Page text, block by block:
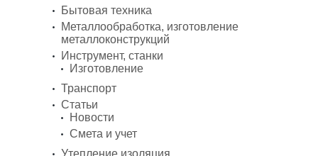
Бытовая техника
Металлообработка, изготовление
металлоконструкций
Инструмент, станки
Изготовление
Транспорт
Статьи
Новости
Смета и учет
Утепление изоляция